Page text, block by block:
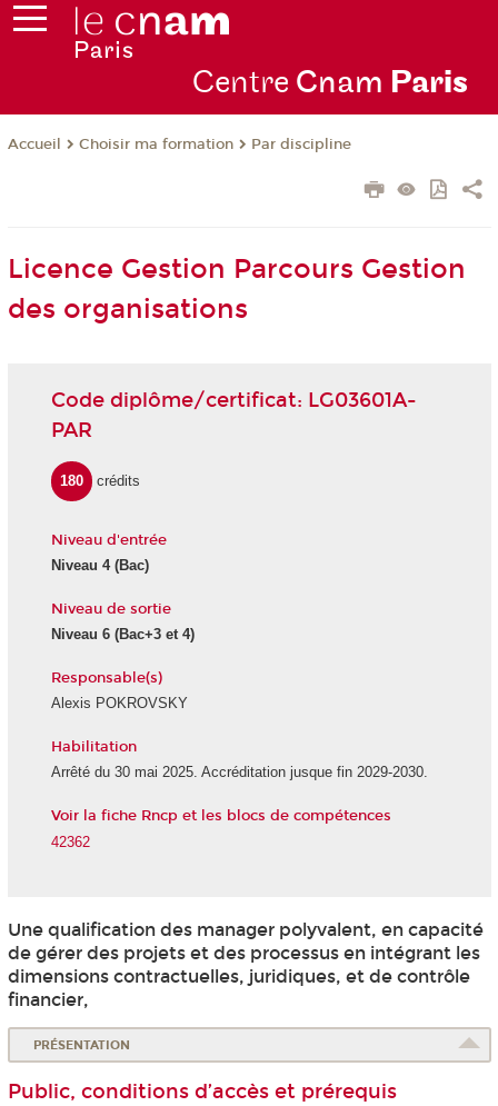
Centre Cnam Paris
Accueil Choisir ma formation Par discipline
Licence Gestion Parcours Gestion
des organisations
Code diplôme/certificat: LG03601A-
PAR
180 crédits
Niveau d'entrée
Niveau 4(Bac)
Niveau de sortie
Niveau 6(Bac+3 et 4)
Responsable(s)
Alexis POKROVSKY
Habilitation
Arrêté du 30 mai 2025. Accréditation jusque fin 2029-2030.
Voir la fiche Rncp et les blocs de compétences
42362
Une qualification des manager polyvalent, en capacité
de gérer des projets et des processus en intégrant les
dimensions contractuelles, juridiques, et de contrôle
financier,
PRÉSENTATION
Public, conditions d’accès et prérequis